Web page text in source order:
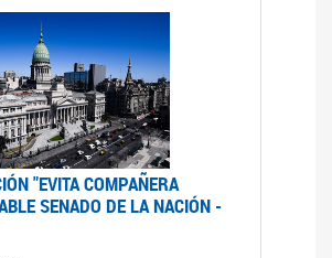
"EVITA COMPAÑERA
SENADO DE LA NACIÓN -